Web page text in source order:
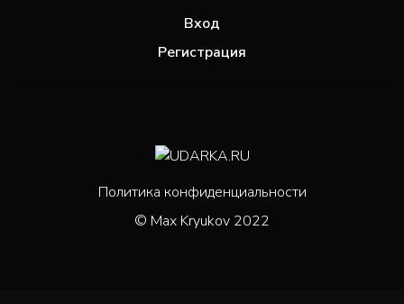
Вход
Регистрация
Политика конфиденциальности
© Max Kryukov 2022